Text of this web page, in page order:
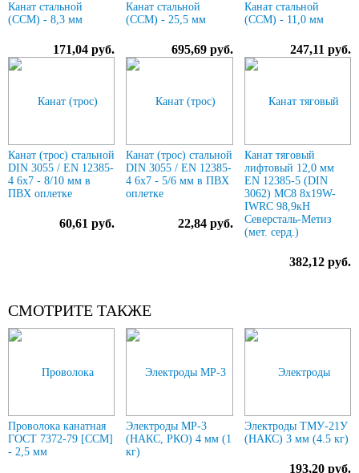
Канат стальной
(ССМ) - 8,3 мм
171,04 руб.
Канат стальной
(ССМ) - 25,5 мм
695,69 руб.
Канат стальной
(ССМ) - 11,0 мм
247,11 руб.
Канат (трос) стальной
DIN 3055 / EN 12385-
4 6x7 - 8/10 мм в
ПВХ оплетке
60,61 руб.
Канат (трос) стальной
DIN 3055 / EN 12385-
4 6x7 - 5/6 мм в ПВХ
оплетке
22,84 руб.
Канат тяговый
лифтовый 12,0 мм
EN 12385-5 (DIN
3062) МС8 8х19W-
IWRC 98,9кН
Северсталь-Метиз
(мет. cерд.)
382,12 руб.
СМОТРИТЕ ТАКЖЕ
Проволока канатная
ГОСТ 7372-79 [ССМ]
- 2,5 мм
Электроды МР-3
(НАКС, РКО) 4 мм (1
кг)
Электроды ТМУ-21У
(НАКС) 3 мм (4.5 кг)
193,20 руб.